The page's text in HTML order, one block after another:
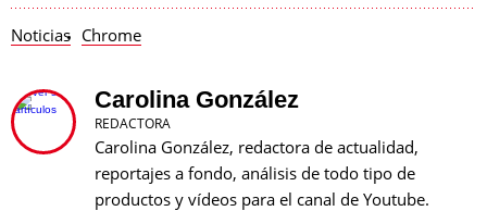
Noticias Chrome
Carolina González
REDACTORA
Carolina González, redactora de actualidad,
reportajes a fondo, análisis de todo tipo de
productos y vídeos para el canal de Youtube.